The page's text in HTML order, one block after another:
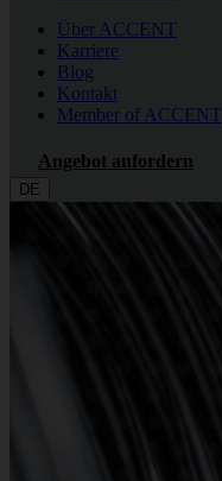
Über ACCENT
Karriere
Blog
Kontakt
Member of ACCENT
Angebot anfordern
DE